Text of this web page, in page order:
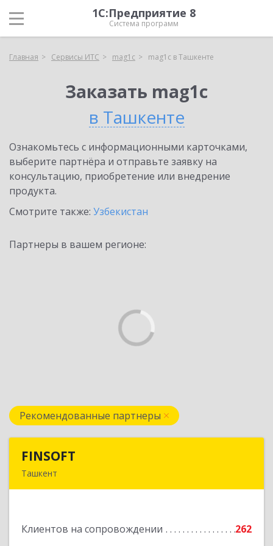
1С:Предприятие 8
Система программ
Главная Сервисы ИТС mag1c mag1c в Ташкенте
Заказать mag1c
в Ташкенте
Ознакомьтесь с информационными карточками,
выберите партнёра и отправьте заявку на
консультацию, приобретение или внедрение
продукта.
Смотрите также: Узбекистан
Партнеры в вашем регионе:
Рекомендованные партнеры
FINSOFT
Ташкент
Клиентов на сопровождении 262